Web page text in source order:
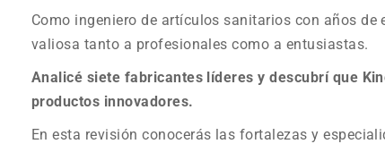
Como ingeniero de artículos sanitarios con años
valiosa tanto a profesionales como a entusiastas.
Analicé siete fabricantes líderes y descubrí que
productos innovadores.
En esta revisión conocerás las fortalezas y